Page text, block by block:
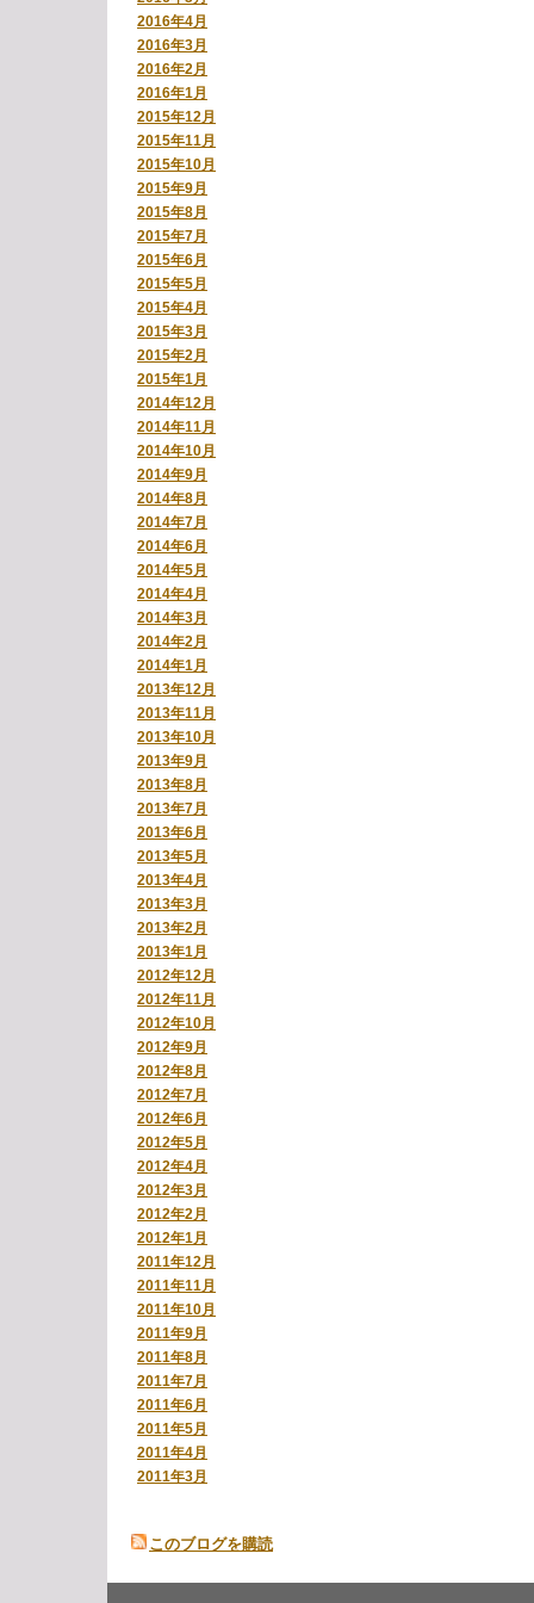
2016年4月
2016年3月
2016年2月
2016年1月
2015年12月
2015年11月
2015年10月
2015年9月
2015年8月
2015年7月
2015年6月
2015年5月
2015年4月
2015年3月
2015年2月
2015年1月
2014年12月
2014年11月
2014年10月
2014年9月
2014年8月
2014年7月
2014年6月
2014年5月
2014年4月
2014年3月
2014年2月
2014年1月
2013年12月
2013年11月
2013年10月
2013年9月
2013年8月
2013年7月
2013年6月
2013年5月
2013年4月
2013年3月
2013年2月
2013年1月
2012年12月
2012年11月
2012年10月
2012年9月
2012年8月
2012年7月
2012年6月
2012年5月
2012年4月
2012年3月
2012年2月
2012年1月
2011年12月
2011年11月
2011年10月
2011年9月
2011年8月
2011年7月
2011年6月
2011年5月
2011年4月
2011年3月
このブログを購読